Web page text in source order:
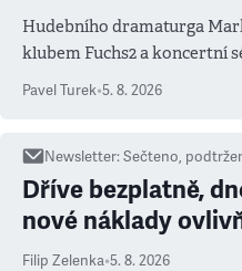
Hudebního dramaturga
klubem Fuchs2 a koncertní
ale atmosféra
Pavel Turek•5. 8. 2026
Newsletter:Sečteno,
Dříve bezplatně,
nové náklady
Filip Zelenka•5. 8. 2026